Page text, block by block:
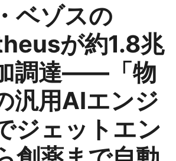
ベゾスの
が約1.8兆
調達——「物
汎用AIエンジ
ジェットエン